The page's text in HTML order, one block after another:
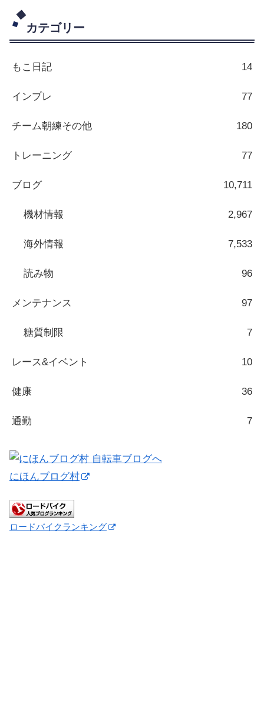
カテゴリー
もこ日記 14
インプレ 77
チーム朝練その他 180
トレーニング 77
ブログ 10,711
機材情報 2,967
海外情報 7,533
読み物 96
メンテナンス 97
糖質制限 7
レース&イベント 10
健康 36
通勤 7
にほんブログ村
ロードバイクランキング